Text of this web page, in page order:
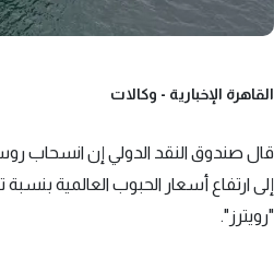
القاهرة الإخبارية - وكالات
قال صندوق النقد الدولي إن انسحاب
"رويترز".